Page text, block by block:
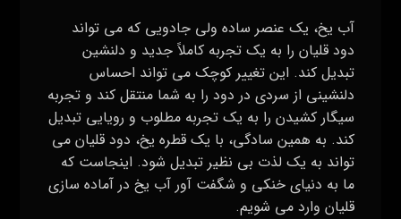
آب یخ، یک عنصر ساده ولی جادویی که می‌ تواند
دود قلیان را به یک تجربه کاملاً جدید و دلنشین
تبدیل کند. این تغییر کوچک می‌ تواند احساس
دلنشینی از سردی در دود را به شما منتقل کند و تجربه
سیگار کشیدن را به یک تجربه مطلوب و رویایی تبدیل
کند. به همین سادگی، با یک قطره یخ، دود قلیان می‌
تواند به یک لذت بی‌ نظیر تبدیل شود. اینجاست که
ما به دنیای خنکی و شگفت‌ آور آب یخ در آماده سازی
قلیان وارد می‌ شویم.